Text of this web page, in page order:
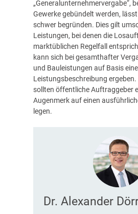
„Generalunternehmervergabe“,
Gewerke gebündelt werden,
schwer begründen. Dies gilt
Leistungen, bei denen die
marktüblichen Regelfall
kann sich bei gesamthafter
und Bauleistungen auf Basis
Leistungsbeschreibung
sollten öffentliche Auftraggeber
Augenmerk auf einen
legen.
Dr. Alexander